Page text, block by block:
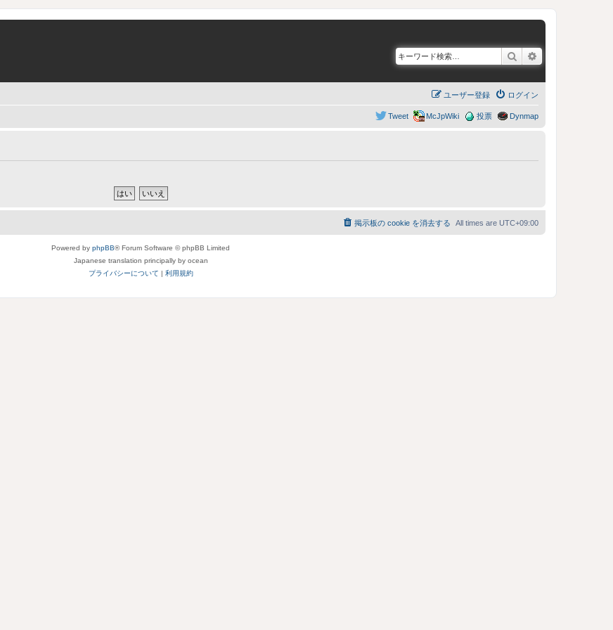
検索
ログイン
ユーザー登録
Dynmap
投票
McJpWiki
Tweet
All times are UTC+09:00
掲示板の cookie を消去する
Powered by phpBB® Forum Software © phpBB Limited
Japanese translation principally by ocean
プライバシーについて | 利用規約